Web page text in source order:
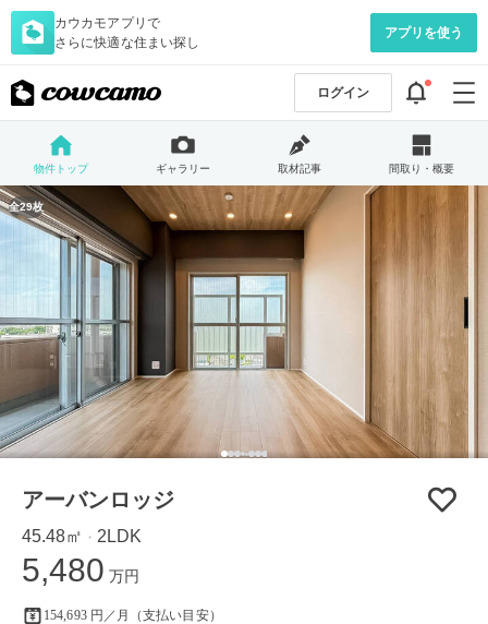
カウカモアプリで
さらに快適な住まい探し
アプリを使う
ログイン
物件トップ ギャラリー 取材記事 間取り・概要
全29枚
アーバンロッジ
45.48㎡ ・ 2LDK
5,480 万円
154,693 円／月（支払い目安）